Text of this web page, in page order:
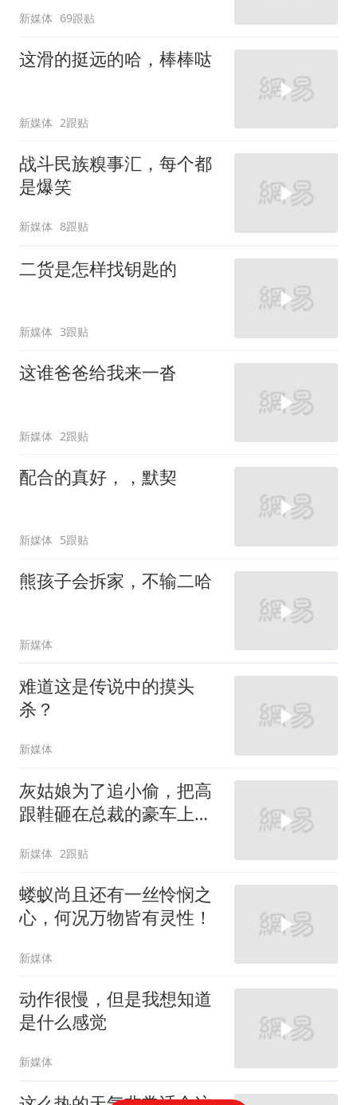
新媒体 69跟贴
这滑的挺远的哈，棒棒哒
新媒体 2跟贴
战斗民族糗事汇，每个都
是爆笑
新媒体 8跟贴
二货是怎样找钥匙的
新媒体 3跟贴
这谁爸爸给我来一沓
新媒体 2跟贴
配合的真好，，默契
新媒体 5跟贴
熊孩子会拆家，不输二哈
新媒体
难道这是传说中的摸头
杀？
新媒体
灰姑娘为了追小偷，把高
跟鞋砸在总裁的豪车上，
新媒体 2跟贴
蝼蚁尚且还有一丝怜悯之
心，何况万物皆有灵性！
新媒体
动作很慢，但是我想知道
是什么感觉
新媒体